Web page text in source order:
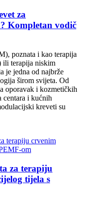
za
Kompletan vodič
poznata i kao terapija
ili terapija niskim
je jedna od najbrže
širom svijeta. Od
oporavak i kozmetičkih
centara i kućnih
kreveti su
za terapiju
tijela s